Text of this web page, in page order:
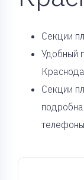
Cекции
Удобный
Секции